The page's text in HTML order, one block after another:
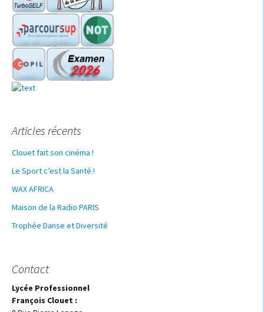
Articles récents
Clouet fait son cinéma !
Le Sport c’est la Santé !
WAX AFRICA
Maison de la Radio PARIS
Trophée Danse et Diversité
Contact
Lycée Professionnel
François Clouet :